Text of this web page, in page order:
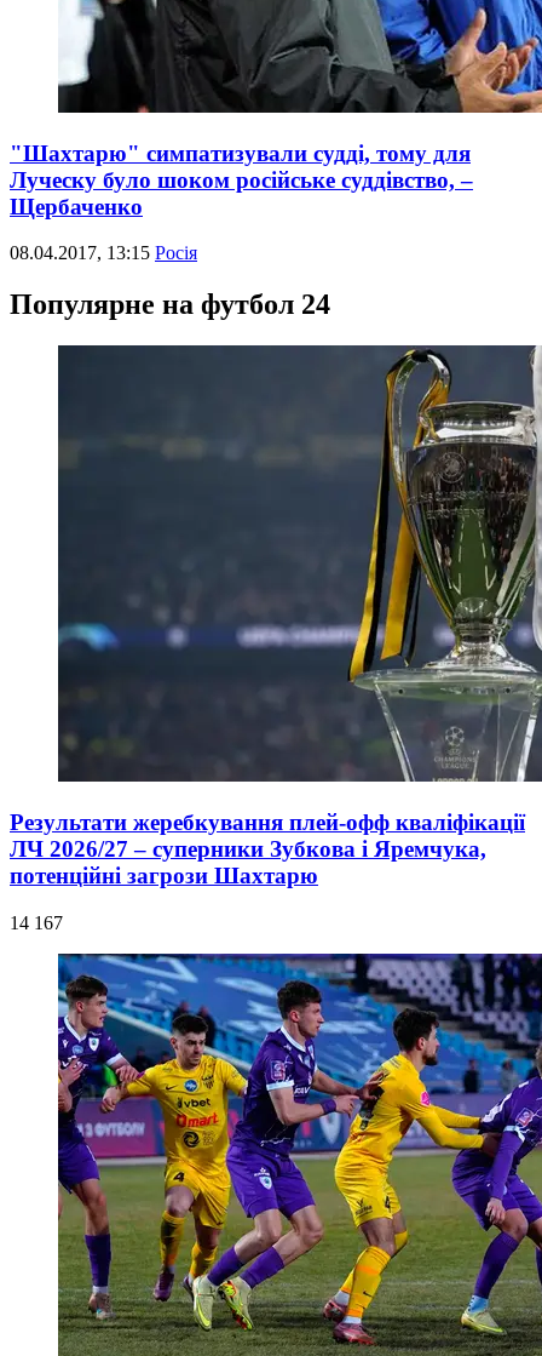
"Шахтарю" симпатизували судді, тому для
Луческу було шоком російське суддівство, –
Щербаченко
08.04.2017, 13:15 Росія
Популярне на футбол 24
Результати жеребкування плей-офф кваліфікації
ЛЧ 2026/27 – суперники Зубкова і Яремчука,
потенційні загрози Шахтарю
14 167